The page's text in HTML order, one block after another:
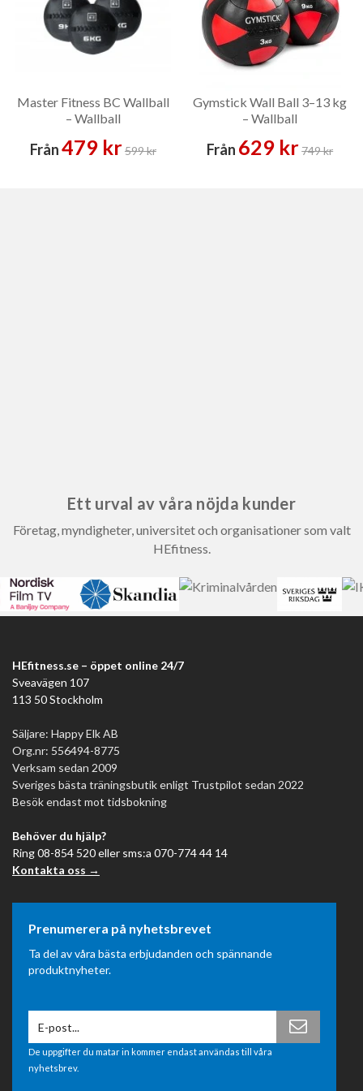
Master Fitness BC Wallball
– Wallball
Från479 kr599 kr
Gymstick Wall Ball 3–13 kg
– Wallball
Från 629 kr749 kr
Ett urval av våra nöjda kunder
Företag, myndigheter, universitet och organisationer som valt
HEfitness.
HEfitness.se – öppet online 24/7
Sveavägen 107
113 50 Stockholm
Säljare: Happy Elk AB
Org.nr: 556494-8775
Verksam sedan 2009
Sveriges bästa träningsbutik enligt Trustpilot sedan 2022
Besök endast mot tidsbokning
Behöver du hjälp?
Ring 08-854 520 eller sms:a 070-774 44 14
Kontakta oss →
Prenumerera på nyhetsbrevet
Ta del av våra bästa erbjudanden och spännande
produktnyheter.
De uppgifter du matar in kommer endast användas till våra
nyhetsbrev.